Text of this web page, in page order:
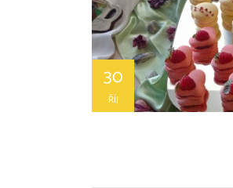
30
ŘÍJ